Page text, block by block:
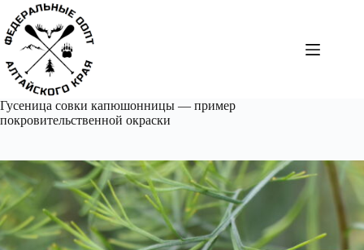
Перейти
сути
Гусеница совки капюшонницы — пример
покровительственной окраски